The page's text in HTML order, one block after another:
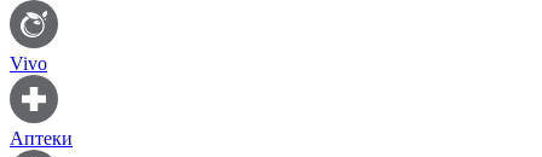
Vivo
Аптеки